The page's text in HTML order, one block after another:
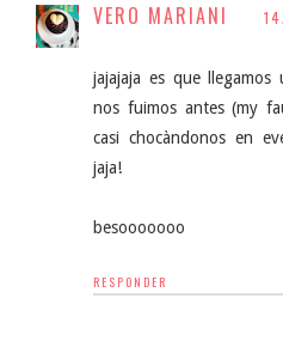
VERO MARIANI
jajajaja es que
nos fuimos antes (my
casi chocàndonos en
jaja!
besooooooo
RESPONDER